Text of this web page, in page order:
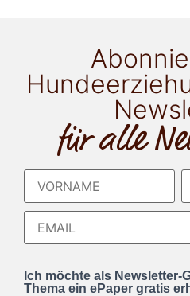
für alle
Ich möchte als Newsletter-
Thema ein ePaper gratis